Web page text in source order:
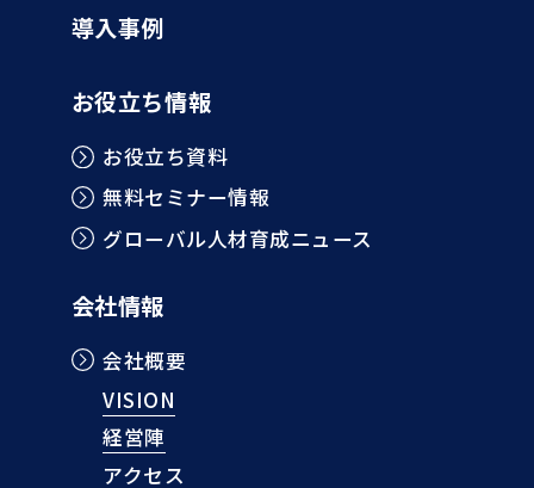
導入事例
お役立ち情報
お役立ち資料
無料セミナー情報
グローバル人材育成ニュース
会社情報
会社概要
VISION
経営陣
アクセス